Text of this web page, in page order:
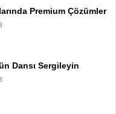
Premium Çözümler
Dansı Sergileyin